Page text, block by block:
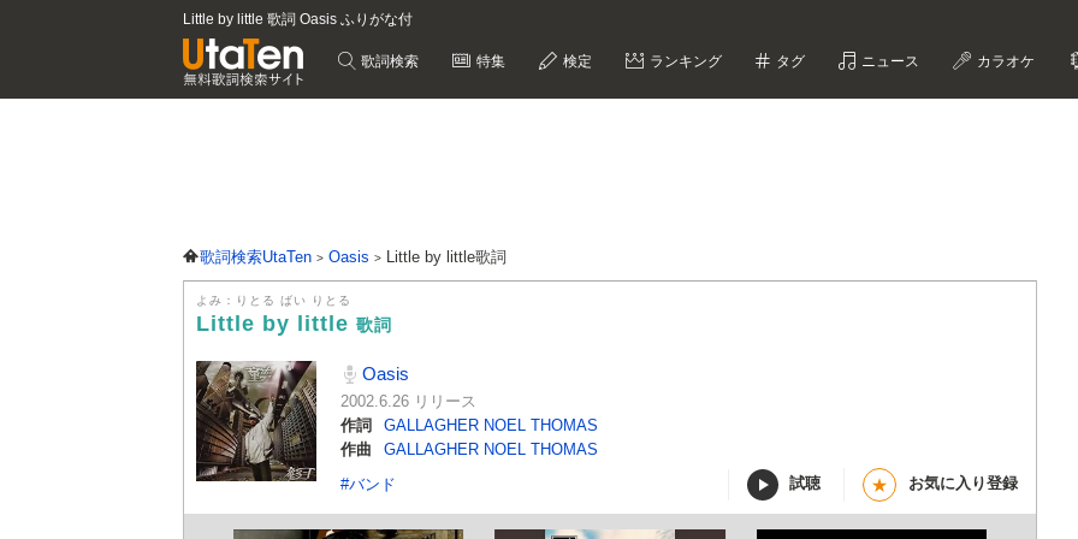
Little by little 歌詞 Oasis ふりがな付
歌詞検索 特集 検定 ランキング タグ ニュース カラオケ
歌詞検索UtaTen Oasis Little by little歌詞
よみ：りとる ばい りとる
Little by little 歌詞
Oasis
2002.6.26 リリース
作詞
GALLAGHER NOEL THOMAS
作曲
GALLAGHER NOEL THOMAS
#バンド
試聴 ★ お気に入り登録